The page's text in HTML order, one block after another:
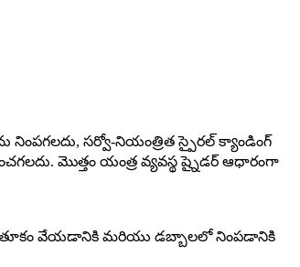
నింపగలదు, సర్వో-నియంత్రిత స్పైరల్ క్యాండింగ్
మొత్తం యంత్ర వ్యవస్థ ష్నైడర్ ఆధారంగా
తూకం వేయడానికి మరియు డబ్బాలలో నింపడానికి